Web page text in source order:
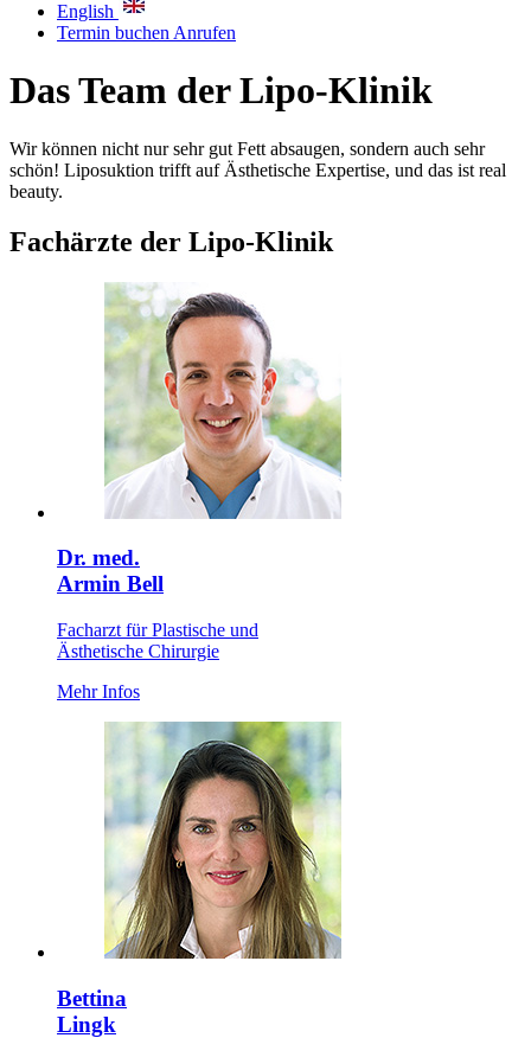
English
Termin buchen Anrufen
Das Team der Lipo-Klinik
Wir können nicht nur sehr gut Fett absaugen, sondern auch sehr
schön! Liposuktion trifft auf Ästhetische Expertise, und das ist real
beauty.
Fachärzte der Lipo-Klinik
Dr. med.
Armin Bell
Facharzt für Plastische und
Ästhetische Chirurgie
Mehr Infos
Bettina
Lingk